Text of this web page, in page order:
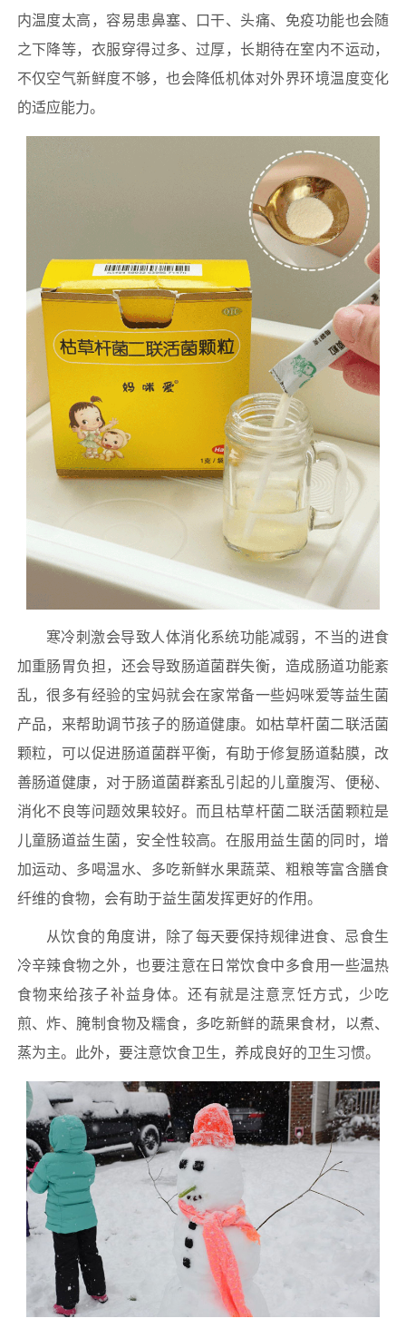
内温度太高，容易患鼻塞、口干、头痛、免疫功能也会随
之下降等，衣服穿得过多、过厚，长期待在室内不运动，
不仅空气新鲜度不够，也会降低机体对外界环境温度变化
的适应能力。
寒冷刺激会导致人体消化系统功能减弱，不当的进食
加重肠胃负担，还会导致肠道菌群失衡，造成肠道功能紊
乱，很多有经验的宝妈就会在家常备一些妈咪爱等益生菌
产品，来帮助调节孩子的肠道健康。如枯草杆菌二联活菌
颗粒，可以促进肠道菌群平衡，有助于修复肠道黏膜，改
善肠道健康，对于肠道菌群紊乱引起的儿童腹泻、便秘、
消化不良等问题效果较好。而且枯草杆菌二联活菌颗粒是
儿童肠道益生菌，安全性较高。在服用益生菌的同时，增
加运动、多喝温水、多吃新鲜水果蔬菜、粗粮等富含膳食
纤维的食物，会有助于益生菌发挥更好的作用。
从饮食的角度讲，除了每天要保持规律进食、忌食生
冷辛辣食物之外，也要注意在日常饮食中多食用一些温热
食物来给孩子补益身体。还有就是注意烹饪方式，少吃
煎、炸、腌制食物及糯食，多吃新鲜的蔬果食材，以煮、
蒸为主。此外，要注意饮食卫生，养成良好的卫生习惯。